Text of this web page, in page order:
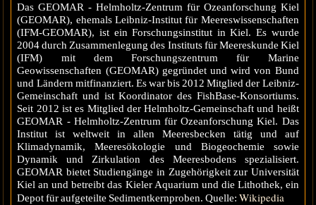
Das GEOMAR - Helmholtz-Zentrum für Ozeanforschung Kiel
(GEOMAR), ehemals Leibniz-Institut für Meereswissenschaften
(IFM-GEOMAR), ist ein Forschungsinstitut in Kiel. Es wurde
2004 durch Zusammenlegung des Instituts für Meereskunde Kiel
(IFM) mit dem Forschungszentrum für Marine
Geowissenschaften (GEOMAR) gegründet und wird von Bund
und Ländern mitfinanziert. Es war bis 2012 Mitglied der Leibniz-
Gemeinschaft und ist Koordinator des FishBase-Konsortiums.
Seit 2012 ist es Mitglied der Helmholtz-Gemeinschaft und heißt
GEOMAR - Helmholtz-Zentrum für Ozeanforschung Kiel. Das
Institut ist weltweit in allen Meeresbecken tätig und auf
Klimadynamik, Meeresökologie und Biogeochemie sowie
Dynamik und Zirkulation des Meeresbodens spezialisiert.
GEOMAR bietet Studiengänge in Zugehörigkeit zur Universität
Kiel an und betreibt das Kieler Aquarium und die Lithothek, ein
Depot für aufgeteilte Sedimentkernproben. Quelle:Wikipedia